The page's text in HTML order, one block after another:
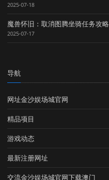
2025-07-18
魔兽怀旧：取消图腾坐骑任务攻略
2025-07-17
导航
网址金沙娱场城官网
精品项目
游戏动态
最新注册网址
交流金沙娱场城官网下载澳门